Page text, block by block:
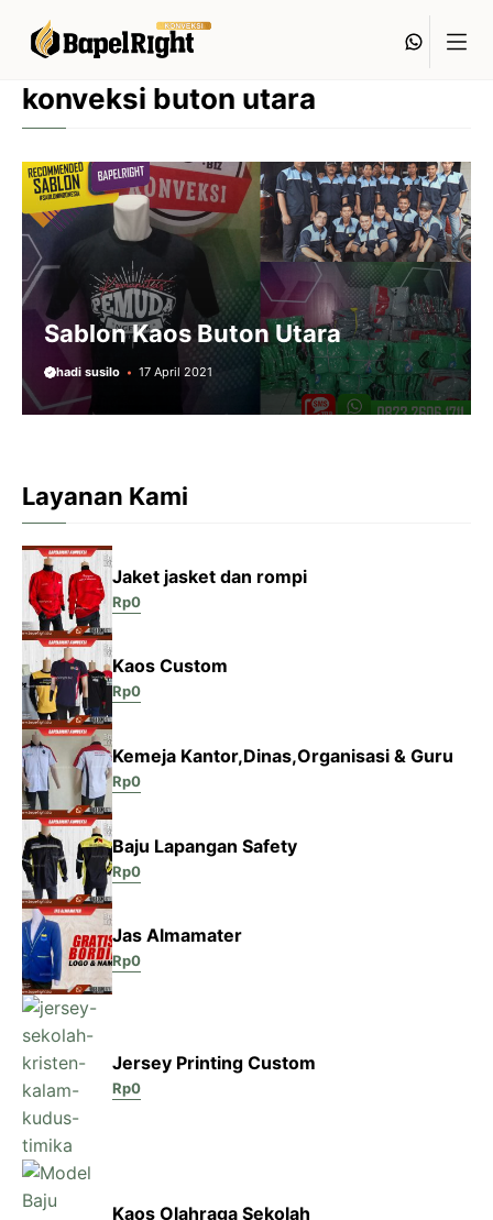
konveksi buton utara
Sablon Kaos Buton Utara
hadi susilo 17 April 2021
Layanan Kami
Jaket jasket dan rompi
Rp0
Kaos Custom
Rp0
Kemeja Kantor,Dinas,Organisasi & Guru
Rp0
Baju Lapangan Safety
Rp0
Jas Almamater
Rp0
Jersey Printing Custom
Rp0
Kaos Olahraga Sekolah